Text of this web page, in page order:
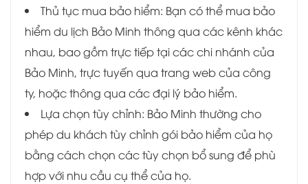
Thủ tục mua bảo hiểm: Bạn có thể mua bảo
hiểm du lịch Bảo Minh thông qua các kênh khác
nhau, bao gồm trực tiếp tại các chi nhánh của
Bảo Minh, trực tuyến qua trang web của công
ty, hoặc thông qua các đại lý bảo hiểm.
Lựa chọn tùy chỉnh: Bảo Minh thường cho
phép du khách tùy chỉnh gói bảo hiểm của họ
bằng cách chọn các tùy chọn bổ sung để phù
hợp với nhu cầu cụ thể của họ.